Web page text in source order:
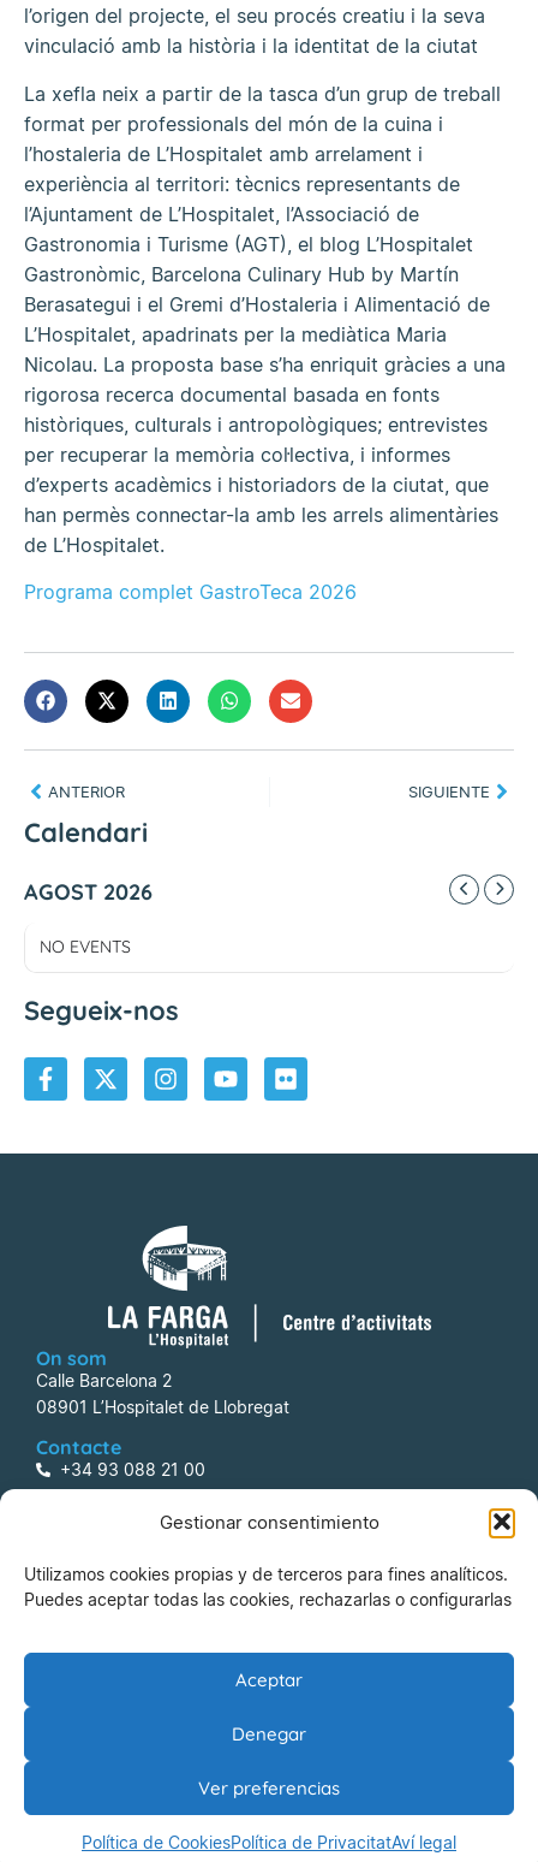
Gestionar consentimiento
Utilizamos cookies propias y de terceros para fines analíticos.
Puedes aceptar todas las cookies, rechazarlas o configurarlas
Aceptar
Denegar
Ver preferencias
Política de CookiesPolítica de PrivacitatAví legal
l’origen del projecte, el seu procés creatiu i la seva
vinculació amb la història i la identitat de la ciutat
La xefla neix a partir de la tasca d’un grup de treball
format per professionals del món de la cuina i
l’hostaleria de L’Hospitalet amb arrelament i
experiència al territori: tècnics representants de
l’Ajuntament de L’Hospitalet, l’Associació de
Gastronomia i Turisme (AGT), el blog L’Hospitalet
Gastronòmic, Barcelona Culinary Hub by Martín
Berasategui i el Gremi d’Hostaleria i Alimentació de
L’Hospitalet, apadrinats per la mediàtica Maria
Nicolau. La proposta base s’ha enriquit gràcies a una
rigorosa recerca documental basada en fonts
històriques, culturals i antropològiques; entrevistes
per recuperar la memòria col·lectiva, i informes
d’experts acadèmics i historiadors de la ciutat, que
han permès connectar-la amb les arrels alimentàries
de L’Hospitalet.
Programa complet GastroTeca 2026
ANTERIOR SIGUIENTE
Calendari
AGOST 2026
NO EVENTS
Segueix-nos
On som
Calle Barcelona 2
08901 L’Hospitalet de Llobregat
Contacte
+34 93 088 21 00
centreactivitats@lafarga.com
Informació
Aví legal
La Farga Gestió d’Equipaments Municipals, SA
© 2026 La Farga Gestió d’Equipaments Municipals, SA – Tots
els drets reservats